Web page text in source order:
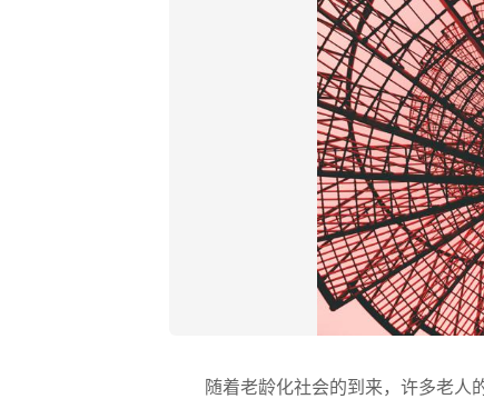
随着老龄化社会的到来，许多老人